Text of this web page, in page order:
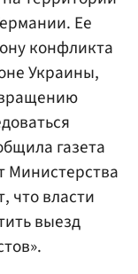
Ее
конфликта
Украины,
газета
Министерства
что власти
выезд